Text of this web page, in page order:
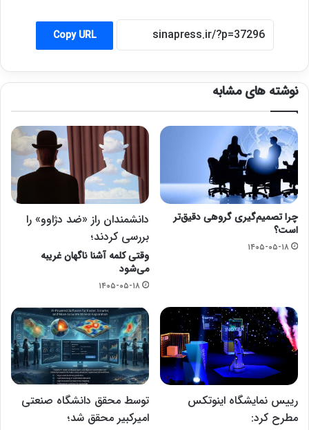
Copy URL
نوشته های مشابه
چرا تصمیم‌گیری گروهی دقیق‌تر
است؟
۱۴۰۵-۰۵-۱۸
دانشمندان راز «ضد دژاوو» را
بررسی کردند؛
وقتی کلمه آشنا ناگهان غریبه
می‌شود
۱۴۰۵-۰۵-۱۸
رییس نمایشگاه اینوتکس
مطرح کرد:
توسط محقق دانشگاه صنعتی
امیرکبیر محقق شد؛